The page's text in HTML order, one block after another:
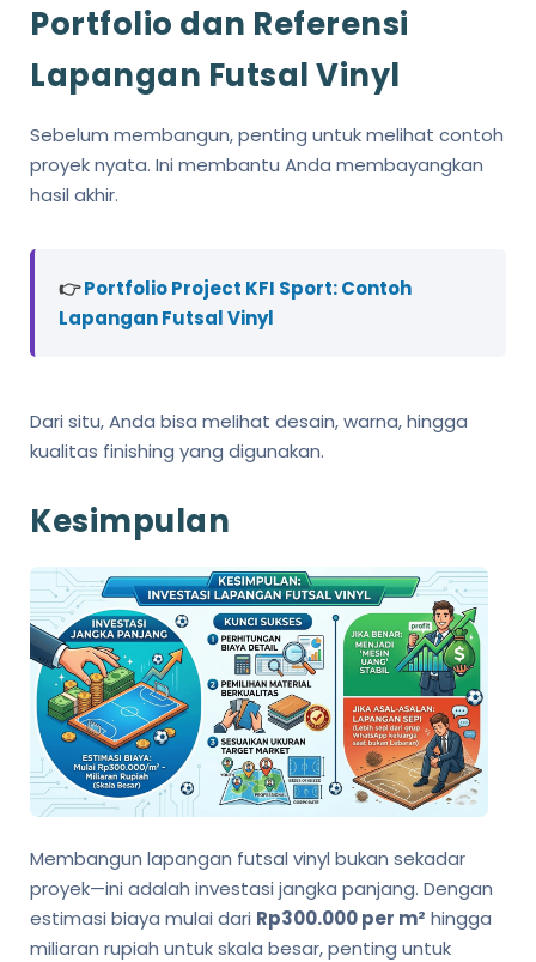
Portfolio dan Referensi
Lapangan Futsal Vinyl
Sebelum membangun, penting untuk melihat contoh
proyek nyata. Ini membantu Anda membayangkan
hasil akhir.
👉Portfolio Project KFI Sport: Contoh
Lapangan Futsal Vinyl
Dari situ, Anda bisa melihat desain, warna, hingga
kualitas finishing yang digunakan.
Kesimpulan
Membangun lapangan futsal vinyl bukan sekadar
proyek—ini adalah investasi jangka panjang. Dengan
estimasi biaya mulai dari Rp300.000 per m² hingga
miliaran rupiah untuk skala besar, penting untuk